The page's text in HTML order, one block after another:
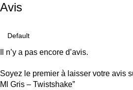
Avis
Il n’y a pas encore d’avis.
Soyez le premier à laisser votre avis
Ml Gris – Twistshake”